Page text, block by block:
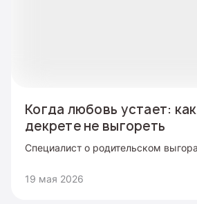
Когда любовь устает:
декрете не выгореть
Специалист о родительском
19 мая 2026